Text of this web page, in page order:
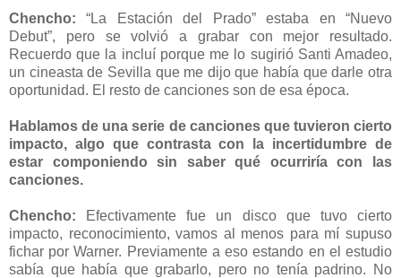
Chencho:“La Estación del Prado” estaba en “Nuevo
Debut”, pero se volvió a grabar con mejor resultado.
Recuerdo que la incluí porque me lo sugirió Santi Amadeo,
un cineasta de Sevilla que me dijo que había que darle otra
oportunidad. El resto de canciones son de esa época.
Hablamos de una serie de canciones que tuvieron cierto
impacto, algo que contrasta con la incertidumbre de
estar componiendo sin saber qué ocurriría con las
canciones.
Chencho: Efectivamente fue un disco que tuvo cierto
impacto, reconocimiento, vamos al menos para mí supuso
fichar por Warner. Previamente a eso estando en el estudio
sabía que había que grabarlo, pero no tenía padrino. No